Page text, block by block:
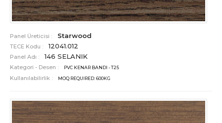
Panel Üreticisi : Starwood
TECE Kodu : 12041.012
Panel Adı : 146 SELANIK
Kategori - Desen : PVC KENAR BANDI - T25
Kullanılabilirlik : MOQ REQUIRED: 600KG